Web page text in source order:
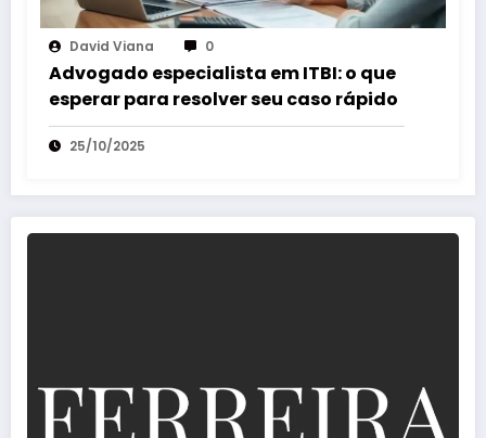
David Viana 0
Advogado especialista em ITBI: o que
esperar para resolver seu caso rápido
25/10/2025